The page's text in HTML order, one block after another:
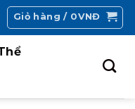
Giỏ hàng / 0VNĐ